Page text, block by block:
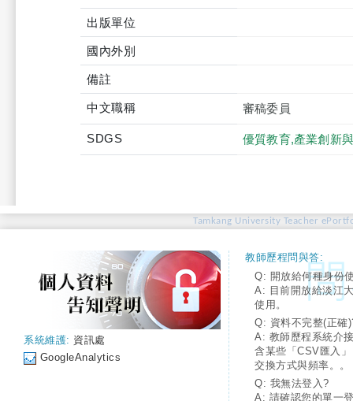
出版單位
國內外別
備註
中文職稱 審稿委員
SDGS 優質教育,產業創新
Tamkang University Teacher
系統維護: 資訊處
GoogleAnalytics
教師歷程問與答:
Q: 開放給何種身份
A: 目前開放給淡江
使用。
Q: 資料不完整(正確
A: 教師歷程系統介
含某些「CSV匯入
交換方式與頻率。。
Q: 我無法登入?
A: 請確認您的單一